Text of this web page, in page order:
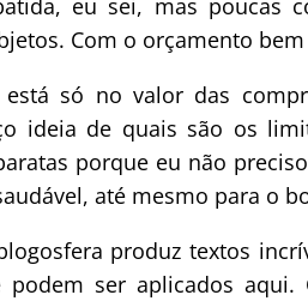
eu sei, mas poucas
Com o orçamento
só no valor das
ideia de quais são os
porque eu não
até mesmo para o
produz textos
podem ser aplicados